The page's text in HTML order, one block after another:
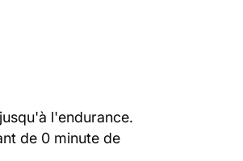
l'endurance.
de 0 minute de